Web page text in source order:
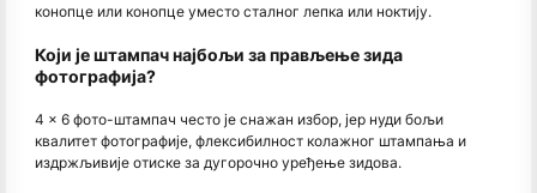
конопце или конопце уместо сталног лепка или ноктију.
Који је штампач најбољи за прављење зида
фотографија?
4 × 6 фото-штампач често је снажан избор, јер нуди бољи
квалитет фотографије, флексибилност колажног штампања и
издржљивије отиске за дугорочно уређење зидова.